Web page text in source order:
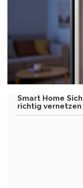
Smart Home
richtig vernetzen